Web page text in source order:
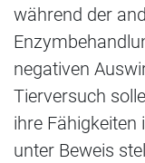
während der
negativen
Tierversuch
ihre Fähigkeiten
unter Beweis